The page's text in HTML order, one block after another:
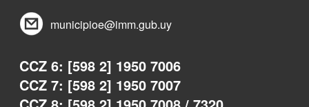
municipioe@imm.gub.uy
CCZ 6: [598 2] 1950 7006
CCZ 7: [598 2] 1950 7007